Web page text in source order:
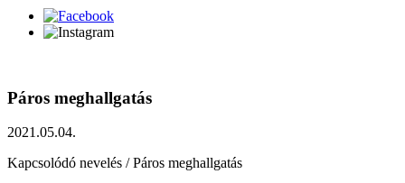
Páros meghallgatás
2021.05.04.
Kapcsolódó nevelés / Páros meghallgatás